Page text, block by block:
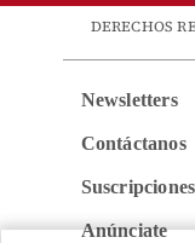
DERECHOS
Newsletters
Contáctanos
Suscripciones
Anúnciate